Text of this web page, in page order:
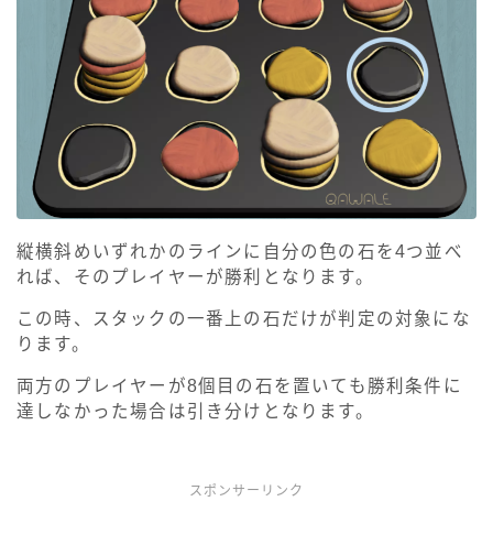
縦横斜めいずれかのラインに自分の色の石を4つ並べ
れば、そのプレイヤーが勝利となります。
この時、スタックの一番上の石だけが判定の対象にな
ります。
両方のプレイヤーが8個目の石を置いても勝利条件に
達しなかった場合は引き分けとなります。
スポンサーリンク